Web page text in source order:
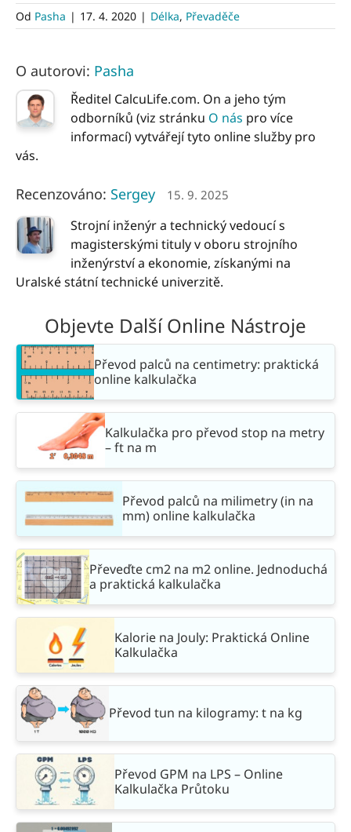
Od Pasha | 17. 4. 2020 | Délka, Převaděče
O autorovi: Pasha
Ředitel CalcuLife.com. On a jeho tým
odborníků (viz stránku O nás pro více
informací) vytvářejí tyto online služby pro
vás.
Recenzováno: Sergey 15. 9. 2025
Strojní inženýr a technický vedoucí s
magisterskými tituly v oboru strojního
inženýrství a ekonomie, získanými na
Uralské státní technické univerzitě.
Objevte Další Online Nástroje
Převod palců na centimetry: praktická
online kalkulačka
Kalkulačka pro převod stop na metry
– ft na m
Převod palců na milimetry (in na
mm) online kalkulačka
Převeďte cm2 na m2 online. Jednoduchá
a praktická kalkulačka
Kalorie na Jouly: Praktická Online
Kalkulačka
Převod tun na kilogramy: t na kg
Převod GPM na LPS – Online
Kalkulačka Průtoku